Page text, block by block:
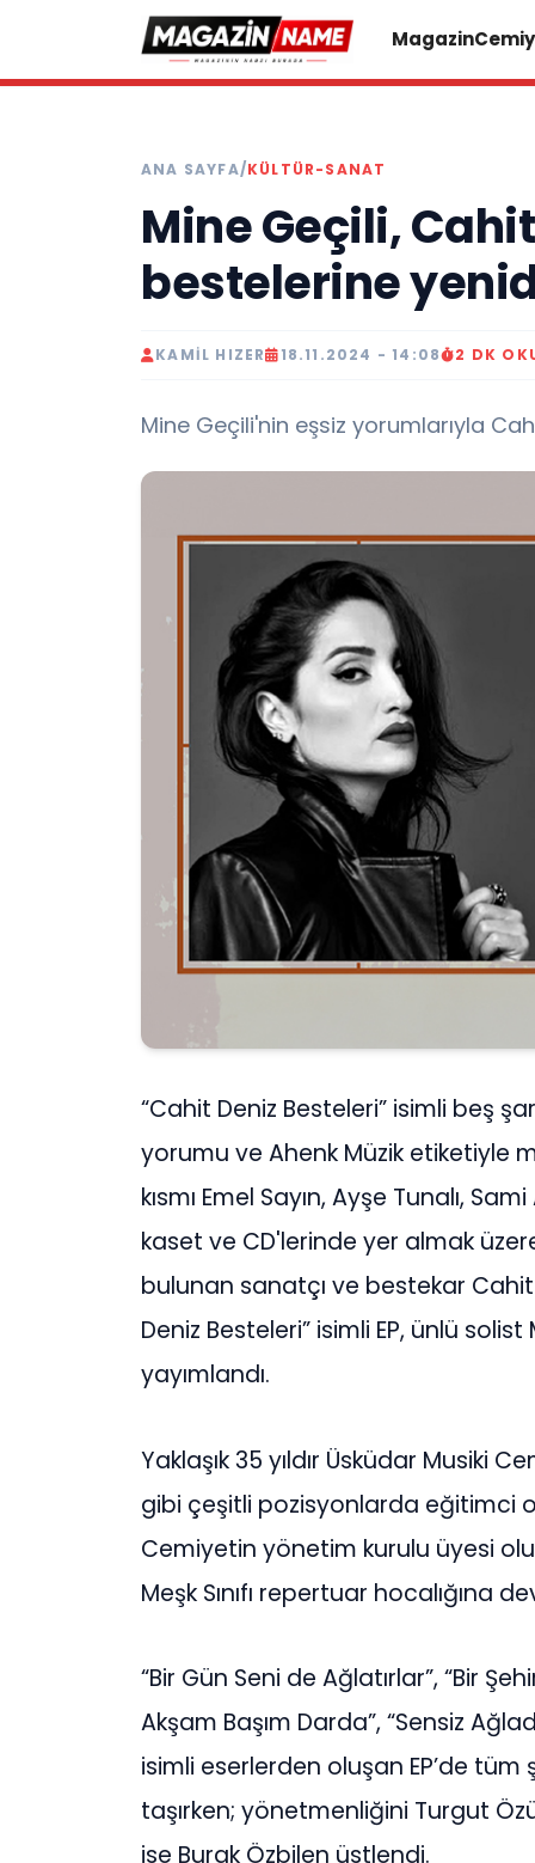
Magazin
ANA SAYFA/KÜLTÜR-SANAT
Mine Geçili,
bestelerine
KAMIL HIZER 18.11.2024 - 14:08 2 DK
Mine Geçili'nin eşsiz yorumlarıyla
“Cahit Deniz Besteleri” isimli beş
yorumu ve Ahenk Müzik etiketiyle
kısmı Emel Sayın, Ayşe Tunalı,
kaset ve CD'lerinde yer almak
bulunan sanatçı ve bestekar
Deniz Besteleri” isimli EP, ünlü
yayımlandı.
Yaklaşık 35 yıldır Üsküdar Musiki
gibi çeşitli pozisyonlarda eğitimci
Cemiyetin yönetim kurulu üyesi
Meşk Sınıfı repertuar hocalığına
“Bir Gün Seni de Ağlatırlar”, “Bir
Akşam Başım Darda”, “Sensiz
isimli eserlerden oluşan EP’de tüm
taşırken; yönetmenliğini Turgut
ise Burak Özbilen üstlendi.